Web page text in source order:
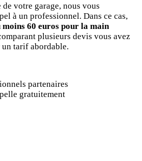
votre garage, nous vous
à un professionnel. Dans ce cas,
60 euros pour la main
plusieurs devis vous avez
un tarif abordable.
partenaires
gratuitement